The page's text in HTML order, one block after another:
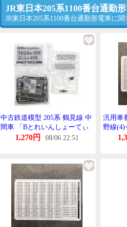
JR東日本205系1100番台通勤
JR東日本205系1100番台通勤形電車に
中古鉄道模型 205系 鶴見線 中
間車 「Bとれいんしょーてぃ
ー ぱーと2」 KIOSK・
1,270円 08/06 22:51
汎用車
野線
線南